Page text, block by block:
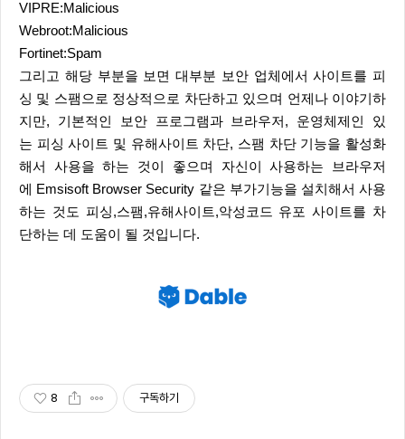
VIPRE:Malicious
Webroot:Malicious
Fortinet:Spam
그리고 해당 부분을 보면 대부분 보안 업체에서 사이트를 피
싱 및 스팸으로 정상적으로 차단하고 있으며 언제나 이야기하
지만, 기본적인 보안 프로그램과 브라우저, 운영체제인 있
는 피싱 사이트 및 유해사이트 차단, 스팸 차단 기능을 활성화
해서 사용을 하는 것이 좋으며 자신이 사용하는 브라우저
에 Emsisoft Browser Security 같은 부가기능을 설치해서 사용
하는 것도 피싱,스팸,유해사이트,악성코드 유포 사이트를 차
단하는 데 도움이 될 것입니다.
8 구독하기